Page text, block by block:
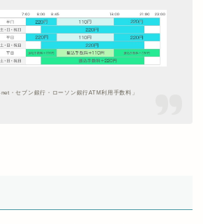
・セブン銀行・ローソン銀行ATM利用手数料」